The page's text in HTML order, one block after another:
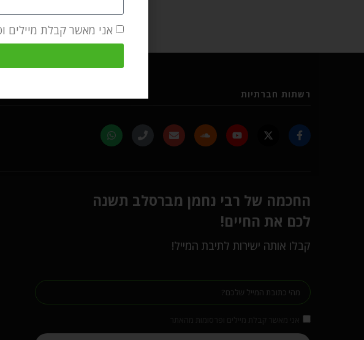
רשתות חברתיות
החכמה של רבי נחמן מברסלב תשנה
לכם את החיים!
קבלו אותה ישירות לתיבת המייל!
אני מאשר קבלת מיילים